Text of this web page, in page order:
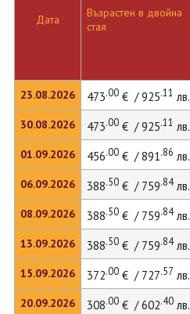
Дата
23.08.2026
30.08.2026
01.09.2026
06.09.2026
08.09.2026
13.09.2026
15.09.2026
20.09.2026
Възрастен в двойна
стая
473.00€ / 925.11 лв.
473.00€ / 925.11 лв.
456.00€ / 891.86 лв.
388.50€ / 759.84лв.
388.50€ / 759.84лв.
388.50€ / 759.84лв.
372.00€ / 727.57 лв.
308.00€ / 602.40лв.